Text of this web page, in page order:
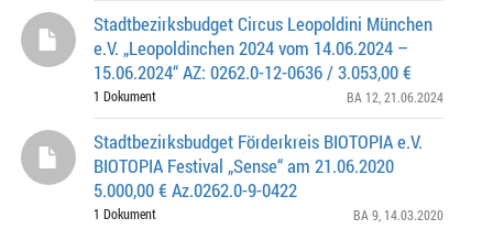
Stadtbezirksbudget Circus Leopoldini München
e.V. „Leopoldinchen 2024 vom 14.06.2024 –
15.06.2024“ AZ: 0262.0-12-0636 / 3.053,00 €
1 Dokument BA 12 , 21.06.2024
Stadtbezirksbudget Förderkreis BIOTOPIA e.V.
BIOTOPIA Festival „Sense“ am 21.06.2020
5.000,00 € Az.0262.0-9-0422
1 Dokument BA 9 , 14.03.2020